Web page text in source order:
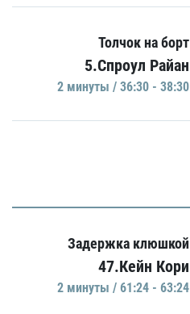
Толчок на борт
5.Спроул Райан
2 минуты / 36:30 - 38:30
Задержка клюшкой
47.Кейн Кори
2 минуты / 61:24 - 63:24